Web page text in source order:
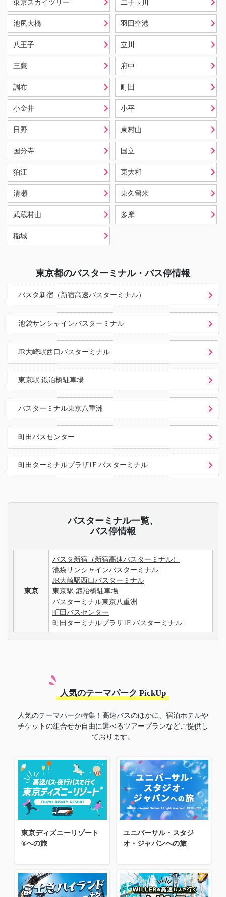
東京スカイツリー 二子玉川
池尻大橋 羽田空港
八王子 立川
三鷹 府中
調布 町田
小金井 小平
日野 東村山
国分寺 国立
狛江 東大和
清瀬 東久留米
武蔵村山 多摩
稲城
東京都のバスターミナル・バス停情報
バスタ新宿（新宿高速バスターミナル）
池袋サンシャインバスターミナル
JR大崎駅西口バスターミナル
東京駅 鍛冶橋駐車場
バスターミナル東京八重洲
町田バスセンター
町田ターミナルプラザ1F バスターミナル
バスターミナル一覧、
バス停情報
東京
バスタ新宿（新宿高速バスターミナル）
池袋サンシャインバスターミナル
JR大崎駅西口バスターミナル
東京駅 鍛冶橋駐車場
バスターミナル東京八重洲
町田バスセンター
町田ターミナルプラザ1F バスターミナル
人気のテーマパーク PickUp
人気のテーマパーク特集！高速バスのほかに、宿泊ホテルや
チケットの組合せが自由に選べるツアープランなどご提供し
ております。
東京ディズニーリゾート
®への旅
ユニバーサル・スタジ
オ・ジャパンへの旅